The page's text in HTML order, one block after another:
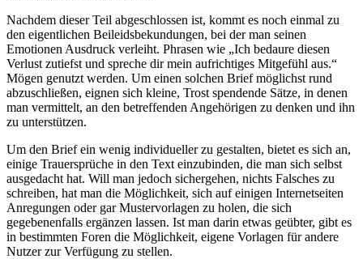
Nachdem dieser Teil abgeschlossen ist, kommt es noch einmal zu
den eigentlichen Beileidsbekundungen, bei der man seinen
Emotionen Ausdruck verleiht. Phrasen wie „Ich bedaure diesen
Verlust zutiefst und spreche dir mein aufrichtiges Mitgefühl aus.“
Mögen genutzt werden. Um einen solchen Brief möglichst rund
abzuschließen, eignen sich kleine, Trost spendende Sätze, in denen
man vermittelt, an den betreffenden Angehörigen zu denken und ihn
zu unterstützen.
Um den Brief ein wenig individueller zu gestalten, bietet es sich an,
einige Trauersprüche in den Text einzubinden, die man sich selbst
ausgedacht hat. Will man jedoch sichergehen, nichts Falsches zu
schreiben, hat man die Möglichkeit, sich auf einigen Internetseiten
Anregungen oder gar Mustervorlagen zu holen, die sich
gegebenenfalls ergänzen lassen. Ist man darin etwas geübter, gibt es
in bestimmten Foren die Möglichkeit, eigene Vorlagen für andere
Nutzer zur Verfügung zu stellen.